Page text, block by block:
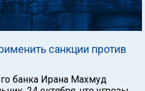
санкции против
банка Ирана Махмуд